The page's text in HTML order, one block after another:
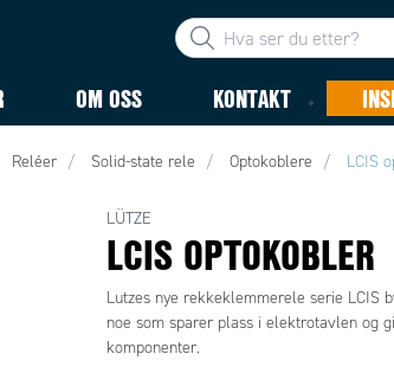
OM OSS KONTAKT
Reléer Solid-state rele Optokoblere LCIS
LÜTZE
LCIS OPTOKOBLER
Lutzes nye rekkeklemmerele serie LCIS
noe som sparer plass i elektrotavlen og
komponenter.